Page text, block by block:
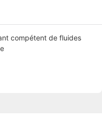
compétent de fluides